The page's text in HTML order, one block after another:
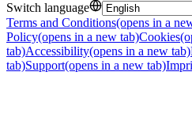
Switch language
Terms and Conditions(opens in a
Policy(opens in a new tab)Cookies
tab)Accessibility(opens in a new tab)
tab)Support(opens in a new tab)